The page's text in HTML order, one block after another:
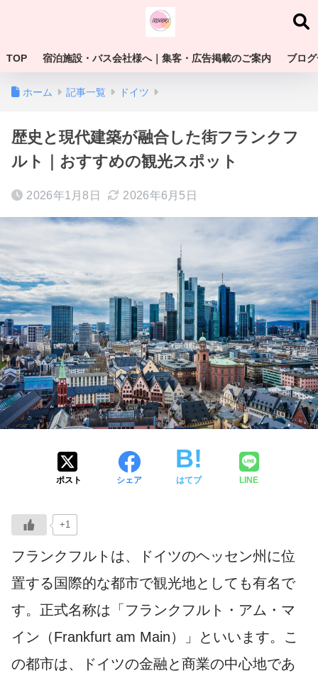
TOP 宿泊施設・バス会社様へ｜集客・広告掲載のご案内 ブロ
ホーム 記事一覧 ドイツ
歴史と現代建築が融合した街フランクフ
ルト｜おすすめの観光スポット
2026年1月8日 2026年6月5日
ポスト シェア はてブ LINE
+1
フランクフルトは、ドイツのヘッセン州に位
置する国際的な都市で観光地としても有名で
す。正式名称は「フランクフルト・アム・マ
イン（Frankfurt am Main）」といいます。こ
の都市は、ドイツの金融と商業の中心地であ